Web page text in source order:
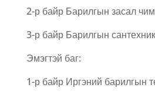
2-р байр Барилгын засал
3-р байр Барилгын
Эмэгтэй баг:
1-р байр Иргэний барилгын